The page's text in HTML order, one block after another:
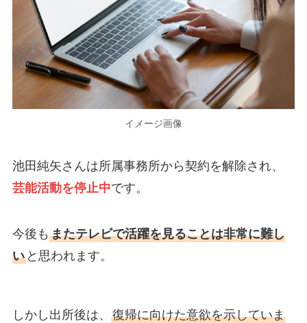
イメージ画像
池田純矢さんは所属事務所から契約を解除され、
芸能活動を停止中です。
今後も またテレビで活躍を見ることは非常に難し
いと思われます。
しかし出所後は、 復帰に向けた意欲を示していま